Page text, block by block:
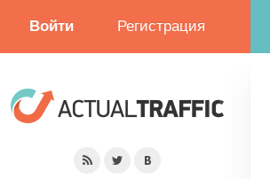
Войти Регистрация